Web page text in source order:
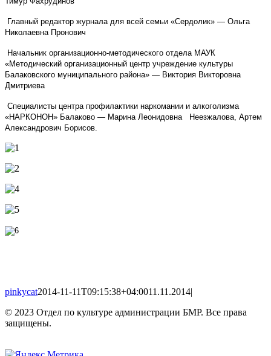
Главный редактор журнала для всей семьи «Сердолик» — Ольга
Николаевна Пронович
Начальник организационно-методического отдела МАУК
«Методический организационный центр учреждение культуры
Балаковского муниципального района» — Виктория Викторовна
Дмитриева
Специалисты центра профилактики наркомании и алкоголизма
«НАРКОНОН» Балаково — Марина Леонидовна Неезжалова, Артем
Александрович Борисов.
pinkycat2014-11-11T09:15:38+04:0011.11.2014|
© 2023 Отдел по культуре администрации БМР. Все права
защищены.